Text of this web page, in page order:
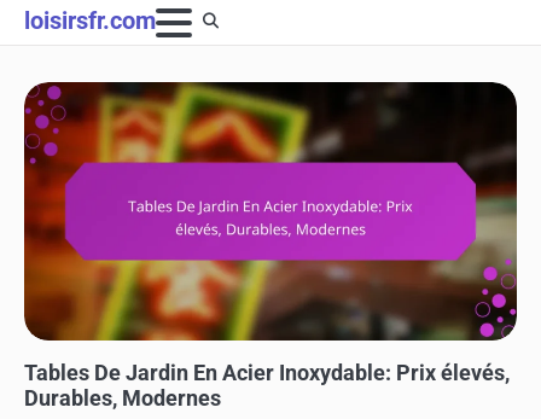
Skip
to
loisirsfr.com
Tables De Jardin En Acier Inoxydable: Prix élevés,
Durables, Modernes